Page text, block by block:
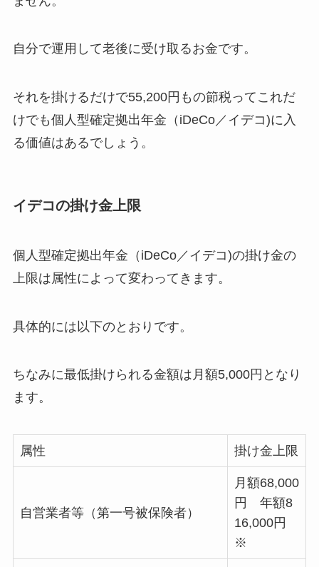
自分で運用して老後に受け取るお金です。
それを掛けるだけで55,200円もの節税ってこれだ
けでも個人型確定拠出年金（iDeCo／イデコ)に入
る価値はあるでしょう。
イデコの掛け金上限
個人型確定拠出年金（iDeCo／イデコ)の掛け金の
上限は属性によって変わってきます。
具体的には以下のとおりです。
ちなみに最低掛けられる金額は月額5,000円となり
ます。
属性 掛け金上限
自営業者等（第一号被保険者）
月額68,000
円 年額8
16,000円
※